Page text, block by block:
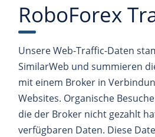
RoboForex
Unsere Web-Traffic-Daten
SimilarWeb und summieren
mit einem Broker in
Websites. Organische
die der Broker nicht gezahlt
verfügbaren Daten. Diese